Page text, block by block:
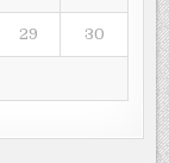
29 30